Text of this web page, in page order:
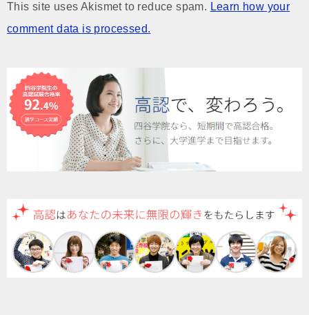
This site uses Akismet to reduce spam. Learn how your
comment data is processed.